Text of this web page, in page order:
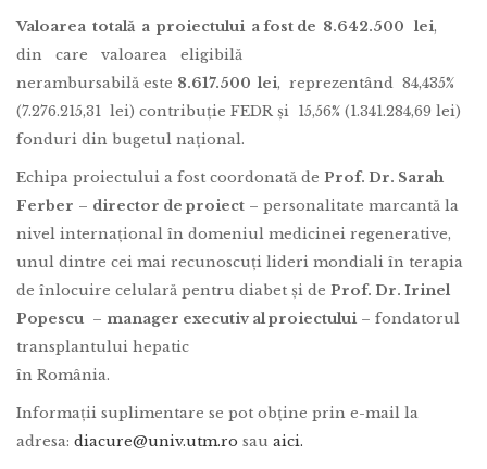
Valoarea totală a proiectului a fost de 8.642.500 lei,
din care valoarea eligibilă
nerambursabilă este 8.617.500 lei, reprezentând 84,435%
(7.276.215,31 lei) contribuție FEDR și 15,56% (1.341.284,69 lei)
fonduri din bugetul național.
Echipa proiectului a fost coordonată de Prof. Dr. Sarah
Ferber – director de proiect – personalitate marcantă la
nivel internațional în domeniul medicinei regenerative,
unul dintre cei mai recunoscuți lideri mondiali în terapia
de înlocuire celulară pentru diabet și de Prof. Dr. Irinel
Popescu – manager executiv al proiectului – fondatorul
transplantului hepatic
în România.
Informații suplimentare se pot obține prin e-mail la
adresa: diacure@univ.utm.ro sau aici.